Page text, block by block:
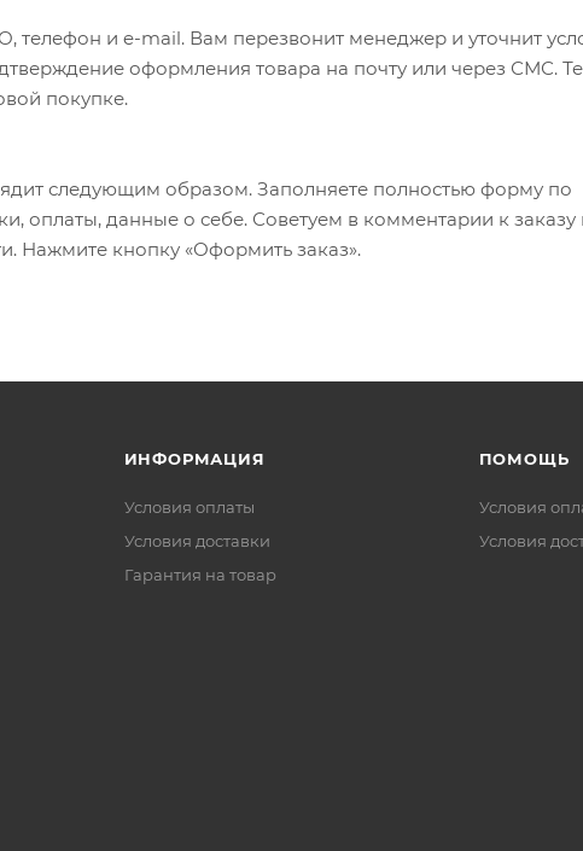
и e-mail. Вам перезвонит менеджер и уточнит
оформления товара на почту или через СМС.
покупке.
следующим образом. Заполняете полностью форму по
оплаты, данные о себе. Советуем в комментарии к заказу
Нажмите кнопку «Оформить заказ».
ИНФОРМАЦИЯ
Условия оплаты
Условия доставки
Гарантия на товар
ПОМОЩЬ
Условия
Условия